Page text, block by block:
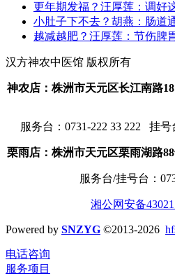
更年期发福？汪厚莲：调好
小肚子下不去？胡燕：肠道
越减越肥？汪厚莲：节伤脾
汉方神农中医馆 版权所有
神农店：株洲市天元区长江南路
服务台： 0731-222 33 222 挂
栗雨店：株洲市天元区栗雨湖路
服务台/挂号台：
湘公网安备
Powered by SNZYG ©2013-2026
电话咨询
服务项目